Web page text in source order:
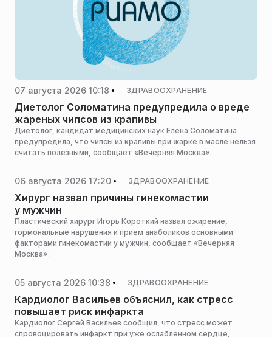
07 августа 2026 10:18 ЗДРАВООХРАНЕНИЕ
Диетолог Соломатина предупредила о вреде
жареных чипсов из крапивы
Диетолог, кандидат медицинских наук Елена Соломатина
предупредила, что чипсы из крапивы при жарке в масле нельзя
считать полезными, сообщает «Вечерняя Москва» .
06 августа 2026 17:20 ЗДРАВООХРАНЕНИЕ
Хирург назвал причины гинекомастии
у мужчин
Пластический хирург Игорь Короткий назвал ожирение,
гормональные нарушения и прием анаболиков основными
факторами гинекомастии у мужчин, сообщает «Вечерняя
Москва» .
05 августа 2026 10:38 ЗДРАВООХРАНЕНИЕ
Кардиолог Васильев объяснил, как стресс
повышает риск инфаркта
Кардиолог Сергей Васильев сообщил, что стресс может
спровоцировать инфаркт при уже ослабленном сердце,